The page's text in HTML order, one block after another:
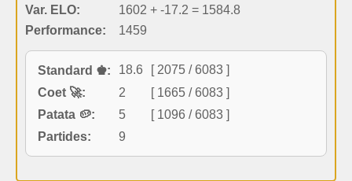
Var. ELO:
1602 + -17.2 = 1584.8
Performance:
1459
Standard ♚: 18.6
[ 2075 / 6083 ]
Coet 🚀:
2
[ 1665 / 6083 ]
Patata 🥔:
5
[ 1096 / 6083 ]
Partides:
9